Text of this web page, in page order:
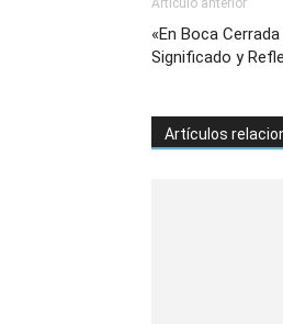
Artículo anterior
«En Boca
Significado y
Artículos